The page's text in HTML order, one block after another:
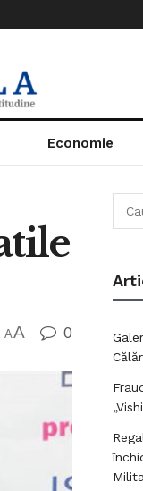
Economie
AA 0